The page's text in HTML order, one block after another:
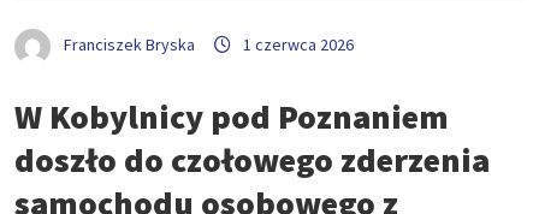
Franciszek Bryska 1 czerwca 2026
W Kobylnicy pod Poznaniem
doszło do czołowego zderzenia
samochodu osobowego z